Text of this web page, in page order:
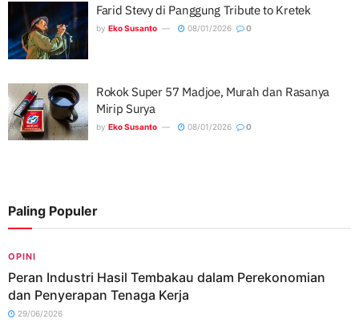
Farid Stevy di Panggung Tribute to Kretek
by Eko Susanto 08/01/2026 0
Rokok Super 57 Madjoe, Murah dan Rasanya
Mirip Surya
by Eko Susanto 08/01/2026 0
Paling Populer
OPINI
Peran Industri Hasil Tembakau dalam Perekonomian
dan Penyerapan Tenaga Kerja
29/06/2026